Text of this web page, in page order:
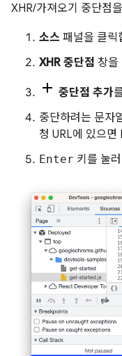
XHR/가져오기 중단점
소스 패널을 클릭
XHR 중단점 창을
중단점 추가
중단하려는 문자
청 URL에 있으
Enter 키를 눌